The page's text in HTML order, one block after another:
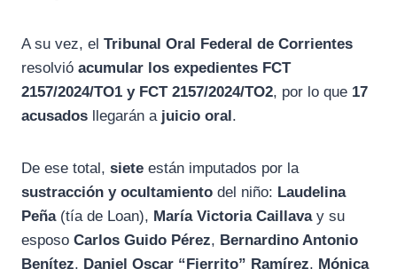
A su vez, el Tribunal Oral Federal de Corrientes
resolvió acumular los expedientes FCT
2157/2024/TO1 y FCT 2157/2024/TO2, por lo que 17
acusados llegarán a juicio oral.
De ese total, siete están imputados por la
sustracción y ocultamiento del niño: Laudelina
Peña(tía de Loan), María Victoria Caillavay su
esposo Carlos Guido Pérez, Bernardino Antonio
Benítez, Daniel Oscar “Fierrito” Ramírez, Mónica